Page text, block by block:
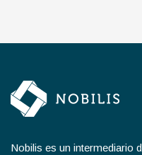
Nobilis es un intermediario